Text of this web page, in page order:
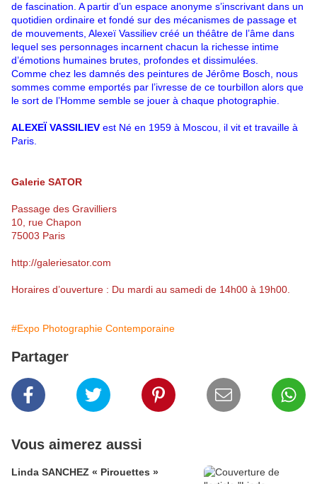
de fascination. A partir d’un espace anonyme s’inscrivant dans un
quotidien ordinaire et fondé sur des mécanismes de passage et
de mouvements, Alexeï Vassiliev créé un théâtre de l’âme dans
lequel ses personnages incarnent chacun la richesse intime
d’émotions humaines brutes, profondes et dissimulées.
Comme chez les damnés des peintures de Jérôme Bosch, nous
sommes comme emportés par l’ivresse de ce tourbillon alors que
le sort de l’Homme semble se jouer à chaque photographie.
ALEXEÏ VASSILIEV est Né en 1959 à Moscou, il vit et travaille à
Paris.
Galerie SATOR
Passage des Gravilliers
10, rue Chapon
75003 Paris
http://galeriesator.com
Horaires d’ouverture : Du mardi au samedi de 14h00 à 19h00.
#Expo Photographie Contemporaine
Partager
Vous aimerez aussi
Linda SANCHEZ « Pirouettes »